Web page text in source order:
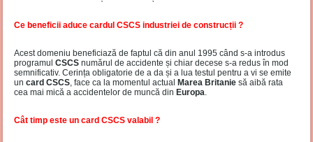
Ce beneficii aduce cardul CSCS industriei de construcții ?
Acest domeniu beneficiază de faptul că din anul 1995 când s-a introdus
programulCSCS numărul de accidente și chiar decese s-a redus în mod
semnificativ. Cerința obligatorie de a da și a lua testul pentru a vi se emite
uncard CSCS , face ca la momentul actualMarea Britanie să aibă rata
cea mai mică a accidentelor de muncă dinEuropa
Cât timp este un card CSCS valabil ?